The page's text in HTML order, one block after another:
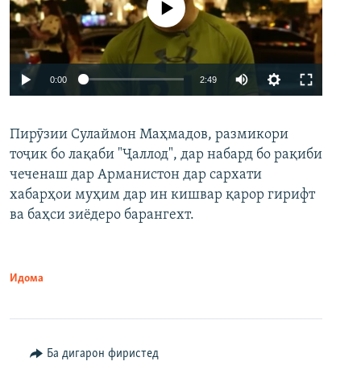
Auto 240p 360p 480p
720p 1080p
Феълан кор намекунад
0:00 2:49
360p
480p
Пирӯзии Сулаймон Маҳмадов, размикори
тоҷик бо лақаби "Ҷаллод", дар набард бо рақиби
чеченаш дар Арманистон дар сархати
хабарҳои муҳим дар ин кишвар қарор гирифт
ва баҳси зиёдеро барангехт.
Идома
Ба дигарон фиристед